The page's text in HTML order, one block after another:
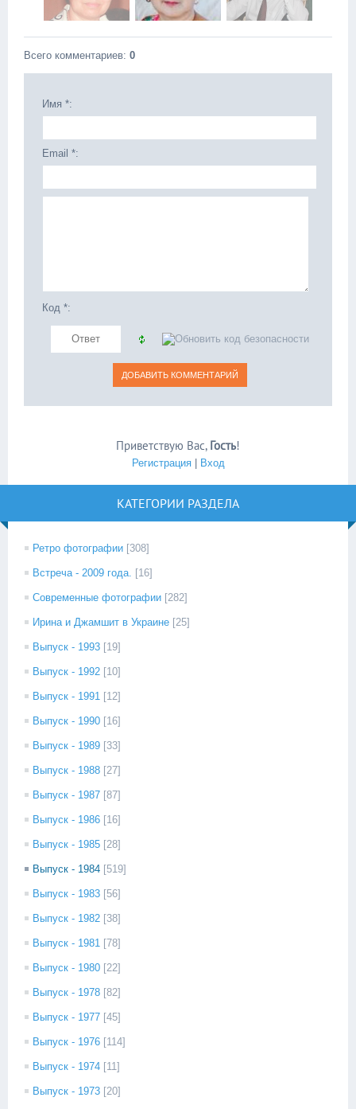
Всего комментариев: 0
Имя *:
Email *:
Код *:
Приветствую Вас, Гость!
Регистрация| Вход
КАТЕГОРИИ РАЗДЕЛА
Ретро фотографии [308]
Встреча - 2009 года. [16]
Современные фотографии [282]
Ирина и Джамшит в Украине [25]
Выпуск - 1993 [19]
Выпуск - 1992 [10]
Выпуск - 1991 [12]
Выпуск - 1990 [16]
Выпуск - 1989 [33]
Выпуск - 1988 [27]
Выпуск - 1987 [87]
Выпуск - 1986 [16]
Выпуск - 1985 [28]
Выпуск - 1984 [519]
Выпуск - 1983 [56]
Выпуск - 1982 [38]
Выпуск - 1981 [78]
Выпуск - 1980 [22]
Выпуск - 1978 [82]
Выпуск - 1977 [45]
Выпуск - 1976 [114]
Выпуск - 1974 [11]
Выпуск - 1973 [20]